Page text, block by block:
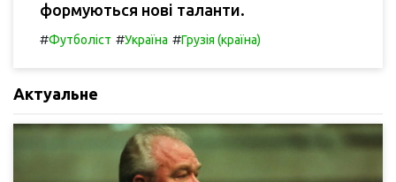
формуються нові таланти.
#Футболіст #Україна #Грузія (країна)
Актуальне